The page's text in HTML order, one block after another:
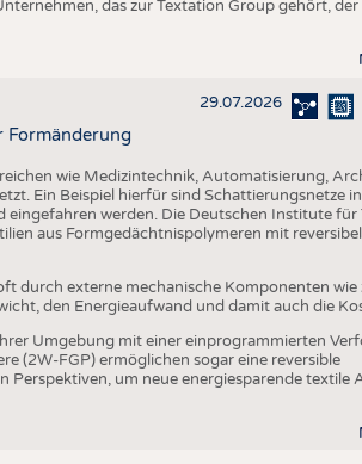
das zur Textation Group gehört, der
29.07.2026
Formänderung
wie Medizintechnik, Automatisierung,
Ein Beispiel hierfür sind Schattierungsnetze in
eingefahren werden. Die Deutschen Institute für
aus Formgedächtnispolymeren mit reversibel
durch externe mechanische Komponenten wie
den Energieaufwand und damit auch die
Umgebung mit einer einprogrammierten
(2W-FGP) ermöglichen sogar eine reversible
Perspektiven, um neue energiesparende textile